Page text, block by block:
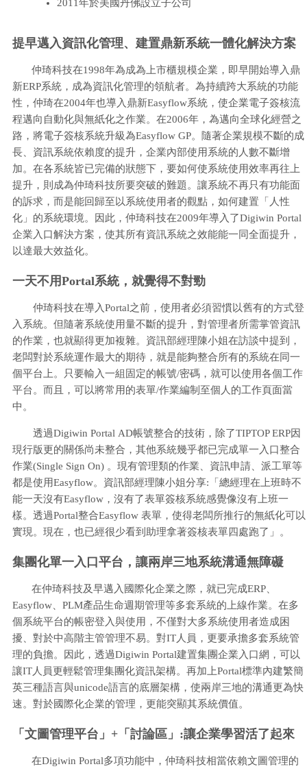
2011年於美國丹佛設立子公司
提早邁入資訊化管理、建置鼎新系統一體化解決方案
仲琦科技在1998年為成為上市櫃規模企業，即早開始導入鼎
新ERP系統，成為資訊化管理的領航者。為持續跨大系統的功能
性，仲琦在2004年也導入鼎新Easyflow系統，使企業電子簽核流
程邁向自動化與無紙化之作業。在2006年，為邁向全球化經營之
路，將電子簽核系統升級為Easyflow GP。隨著企業規模不斷的成
長、資訊系統依賴度的提升，企業內部使用系統的人數不斷增
加。在各系統皆已完備的狀態下，要如何使系統使用效率再往上
提升，則成為仲琦科技所要突破的難題。讓系統不再只有功能面
的訴求，而是能回歸至以系統使用者的觀點，如何建置「人性
化」的系統環境。因此，仲琦科技在2009年導入了Digiwin Portal
企業入口解決方案，使其所有資訊系統之效能能一同全面提升，
以達最大效益化。
一天不用Portal系統，就覺得不對勁
仲琦科技在導入Portal之前，使用者必須習慣以舊有的方式登
入系統。但隨著系統使用量不斷的提升，對管理者所需掌管資訊
的作業，也就顯得更加複雜。資訊部經理陳小姐在訪談中提到，
老闆對於系統運作最大的期待，就是能夠整合所有的系統在同一
個平台上。只要輸入一組固定的帳號/密碼，就可以使用各個工作
平台。而且，可以將常用的表單/作業編制至個人的工作頁面當
中。
透過Digiwin Portal AD帳號整合的技術，除了TIPTOP ERP因
現行版更的關係尚未整合，其他系統幾乎都已完成單一入口整合
作業(Single Sign On) 。現有管理類的作業、資訊申請、派工單等
都是使用Easyflow。資訊部經理陳小姐分享:「總經理在上班時不
能一天沒有Easyflow，沒有了表單簽核系統感覺像沒有上班一
樣。透過Portal整合Easyflow 表單，使得老闆所推行的無紙化可以
實現。現在，也已經很少看到助理拿著簽核表單四處跑了」。
集團化單一入口平台，讓兩岸三地系統溝通無障礙
在仲琦科技及早邁入國際化企業之際，就已完成ERP、
Easyflow、PLM產品生命週期管理等多套系統的上線作業。在多
個系統平台的帳密登入與使用，不僅對大多系統使用者造成困
擾、對於中高階主管管理不易。對IT人員，更要承擔多套系統管
理的負擔。因此，透過Digiwin Portal建置集團企業入口網，可以
讓IT人員更輕鬆管理集團化資訊架構。再加上Portal標準內建繁簡
英三種語言與unicode語言的底層架構，使兩岸三地的溝通更為快
速。對於國際化企業的管理，更能突顯其系統價值。
「文圖管理平台」+「討論區」:讓企業學習活了起來
在Digiwin Portal多項功能中，仲琦科技相當依賴文圖管理的